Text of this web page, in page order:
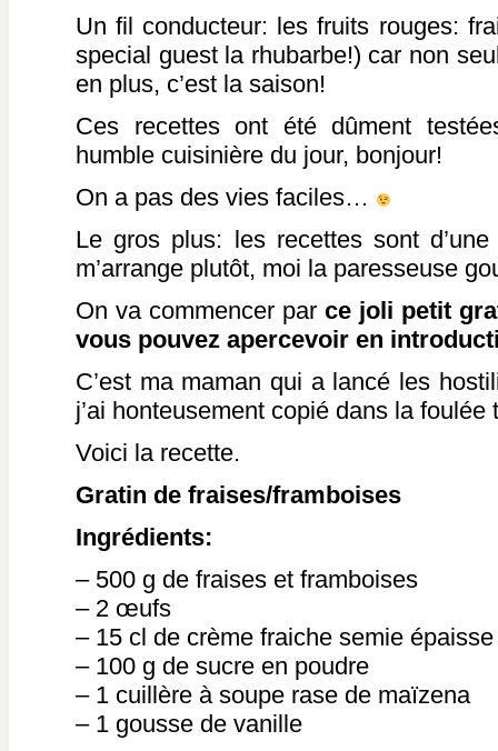
Un fil conducteur: les fruits rouges:
special guest la rhubarbe!) car non
en plus, c’est la saison!
Ces recettes ont été dûment
humble cuisinière du jour, bonjour!
On a pas des vies faciles…
Le gros plus: les recettes sont
m’arrange plutôt, moi la paresseuse
On va commencer par ce joli petit
vous pouvez apercevoir en
C’est ma maman qui a lancé les
j’ai honteusement copié dans la foulée
Voici la recette.
Gratin de fraises/framboises
Ingrédients:
– 500 g de fraises et framboises
– 2 œufs
– 15 cl de crème fraiche semie épaisse
– 100 g de sucre en poudre
– 1 cuillère à soupe rase de maïzena
– 1 gousse de vanille